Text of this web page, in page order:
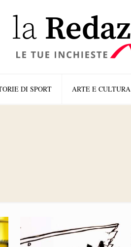
DI SPORT ARTE E CULTURA